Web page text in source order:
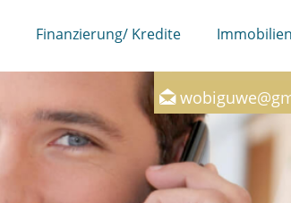
Finanzierung/ Kredite Immobilien